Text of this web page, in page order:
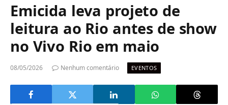
Emicida leva projeto de
leitura ao Rio antes de show
no Vivo Rio em maio
08/05/2026 Nenhum comentário EVENTOS